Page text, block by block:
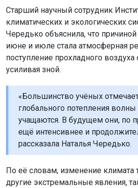
Старший научный сотрудник
климатических и экологических
Чередько объяснила, что
июне и июле стала атмосферная
поступление прохладного воздуха
усиливая зной.
«Большинство учёных
глобального потепления
учащаются. В будущем они, по
ещё интенсивнее и
рассказала Наталья Чередько.
По её словам, изменение климата
другие экстремальные явления,